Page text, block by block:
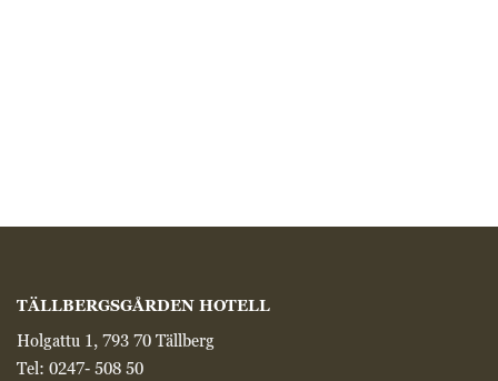
TÄLLBERGSGÅRDEN HOTELL
Holgattu 1, 793 70 Tällberg
Tel: 0247- 508 50